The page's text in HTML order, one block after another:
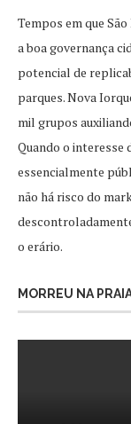
Tempos em que
a boa governança
potencial de
parques. Nova
mil grupos
Quando o interesse
essencialmente
não há risco do
o erário.
MORREU NA